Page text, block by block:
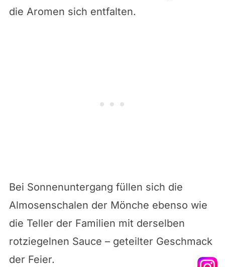
die Aromen sich entfalten.
Bei Sonnenuntergang füllen sich die
Almosenschalen der Mönche ebenso wie
die Teller der Familien mit derselben
rotziegelnen Sauce – geteilter Geschmack
der Feier.